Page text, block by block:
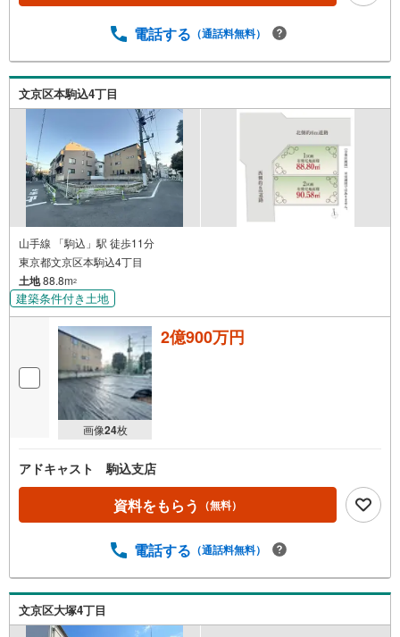
電話する （通話料無料）
文京区本駒込4丁目
山手線 「駒込」駅 徒歩11分
東京都文京区本駒込4丁目
土地88.8m2
建築条件付き土地
画像24枚
2億900万円
アドキャスト 駒込支店
資料をもらう （無料）
電話する （通話料無料）
文京区大塚4丁目